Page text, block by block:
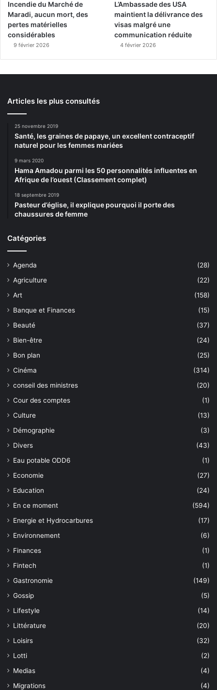
Incendie du Marché de
Maradi, aucun mort, des
pertes matérielles
considérables
9 février 2026
L’Ambassade des USA
maintient la délivrance des
visas malgré une
communication réduite
4 février 2026
Articles les plus consultés
25 novembre 2019
Santé, les graines de papaye, un excellent contraceptif
naturel pour les femmes mariées
9 mars 2020
Hama Amadou parmi les 50 personnalités influentes en
Afrique de l’ouest (Classement complet)
18 septembre 2019
Pasteur d’église, il explique pourquoi il porte des
chaussures de femme
Catégories
Agenda
(28)
Agriculture
(22)
Art
(158)
Banque et Finances
(15)
Beauté
(37)
Bien-être
(24)
Bon plan
(25)
Cinéma
(314)
conseil des ministres
(20)
Cour des comptes
(1)
Culture
(13)
Démographie
(3)
Divers
(43)
Eau potable ODD6
(1)
Economie
(27)
Education
(24)
En ce moment
(594)
Energie et Hydrocarbures
(17)
Environnement
(6)
Finances
(1)
Fintech
(1)
Gastronomie
(149)
Gossip
(5)
Lifestyle
(14)
Littérature
(20)
Loisirs
(32)
Lotti
(2)
Medias
(4)
Migrations
(4)